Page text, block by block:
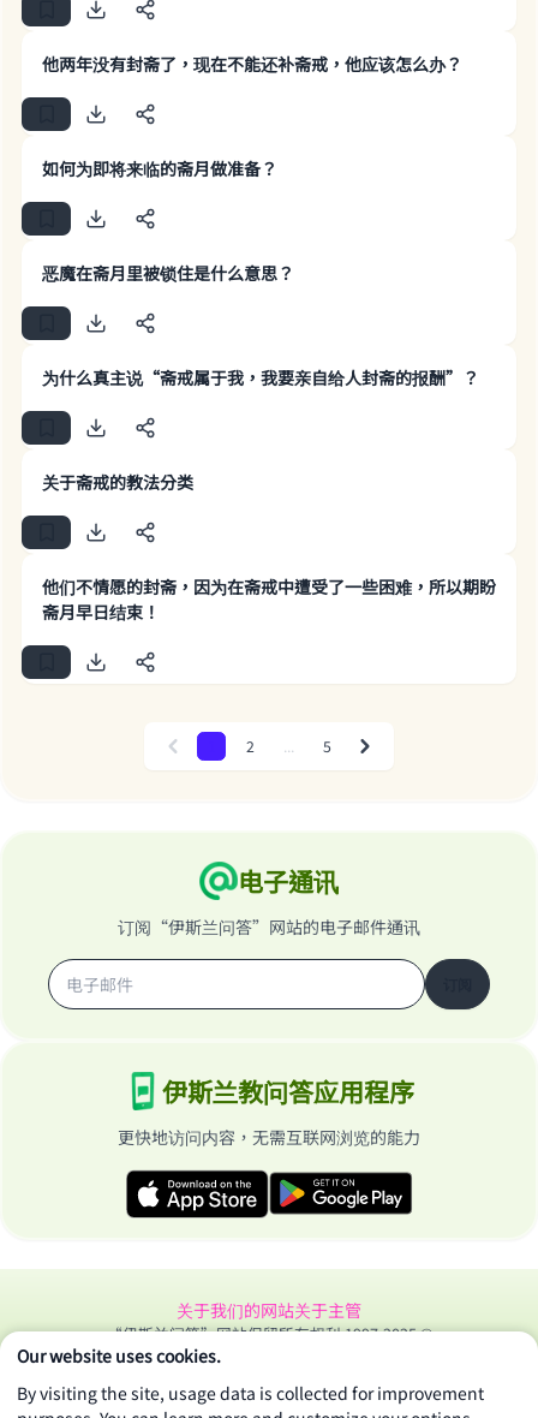
他两年没有封斋了，现在不能还补斋戒，他应该怎么办？
如何为即将来临的斋月做准备？
恶魔在斋月里被锁住是什么意思？
为什么真主说“斋戒属于我，我要亲自给人封斋的报酬”？
关于斋戒的教法分类
他们不情愿的封斋，因为在斋戒中遭受了一些困难，所以期盼
斋月早日结束！
Previous 2 5 Next
电子通讯
订阅“伊斯兰问答”网站的电子邮件通讯
伊斯兰教问答应用程序
更快地访问内容，无需互联网浏览的能力
关于我们的网站关于主管
“伊斯兰问答”网站保留所有权利 1997-2025 ©
Make an impact on millions of lives
"A person who leads others to doing what is
good will earn the same reward as those who
Our website uses cookies.
By visiting the site, usage data is collected for improvement